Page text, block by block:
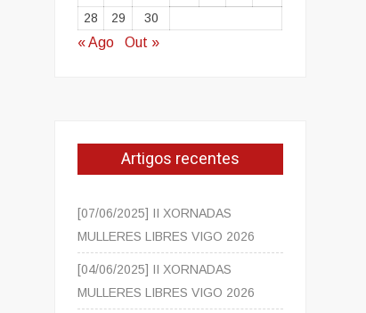
28
29 30
« Ago Out »
Artigos recentes
[07/06/2025] II XORNADAS
MULLERES LIBRES VIGO 2026
[04/06/2025] II XORNADAS
MULLERES LIBRES VIGO 2026